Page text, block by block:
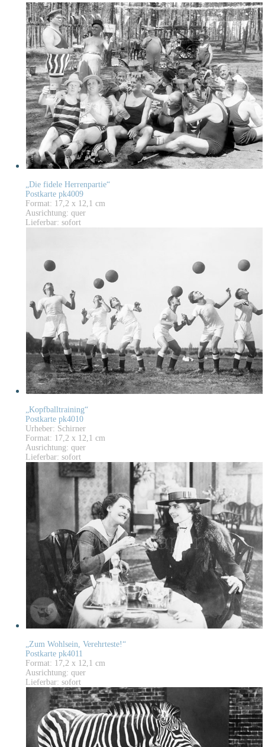
„Die fidele Herrenpartie“
Postkarte pk4009
Format: 17,2 x 12,1 cm
Ausrichtung: quer
Lieferbar: sofort
„Kopfballtraining“
Postkarte pk4010
Urheber: Schirner
Format: 17,2 x 12,1 cm
Ausrichtung: quer
Lieferbar: sofort
„Zum Wohlsein, Verehrteste!“
Postkarte pk4011
Format: 17,2 x 12,1 cm
Ausrichtung: quer
Lieferbar: sofort